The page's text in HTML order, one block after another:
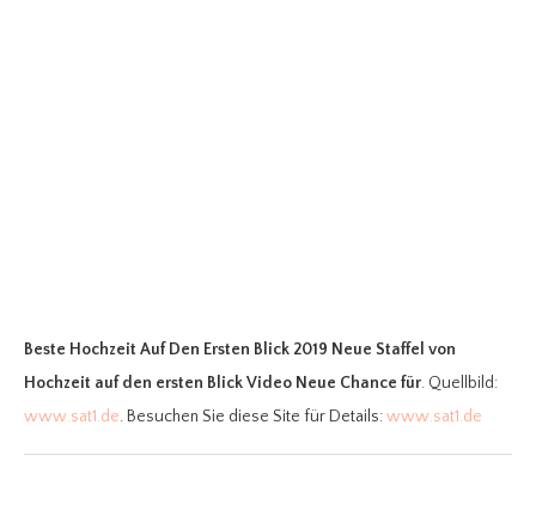
Beste Hochzeit Auf Den Ersten Blick 2019 Neue Staffel von
Hochzeit auf den ersten Blick Video Neue Chance für. Quellbild:
www.sat1.de. Besuchen Sie diese Site für Details:www.sat1.de